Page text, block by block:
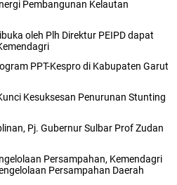
Pembangunan Kelautan
oleh Plh Direktur PEIPD dapat
PPT-Kespro di Kabupaten Garut
Kesuksesan Penurunan Stunting
Pj. Gubernur Sulbar Prof Zudan
Persampahan, Kemendagri
Persampahan Daerah